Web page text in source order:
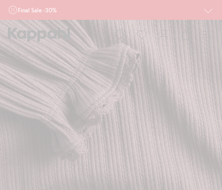
Final Sale -30%
Ważne przy zakupie min. 2 sztuk produktów włączonych w ofertę, również z
działu outlet do 10.8 w sklepach Kappahl i Newbie oraz na kappahl.com. Ofert
nie łączymy
Kobieta Mężczyzna Dziecko
Niemowlę
Newbie